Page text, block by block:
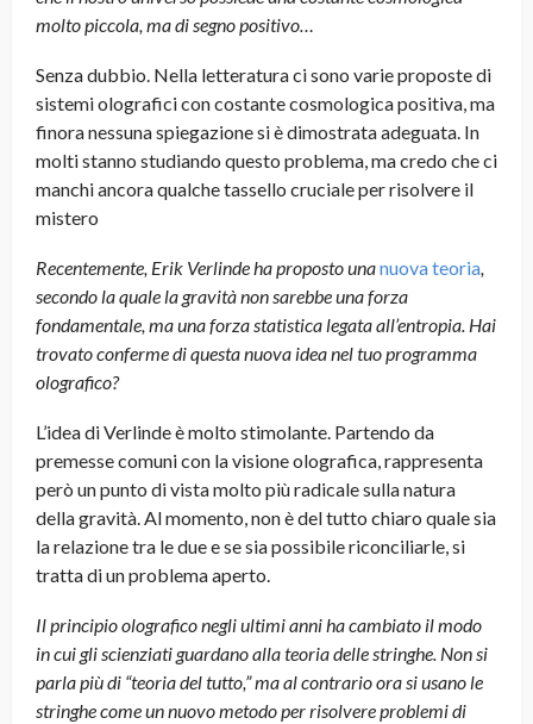
molto piccola, ma di segno positivo…
Senza dubbio. Nella letteratura ci sono varie proposte di
sistemi olografici con costante cosmologica positiva, ma
finora nessuna spiegazione si è dimostrata adeguata. In
molti stanno studiando questo problema, ma credo che ci
manchi ancora qualche tassello cruciale per risolvere il
mistero
Recentemente, Erik Verlinde ha proposto unanuova teoria,
secondo la quale la gravità non sarebbe una forza
fondamentale, ma una forza statistica legata all’entropia. Hai
trovato conferme di questa nuova idea nel tuo programma
olografico?
L’idea di Verlinde è molto stimolante. Partendo da
premesse comuni con la visione olografica, rappresenta
però un punto di vista molto più radicale sulla natura
della gravità. Al momento, non è del tutto chiaro quale sia
la relazione tra le due e se sia possibile riconciliarle, si
tratta di un problema aperto.
Il principio olografico negli ultimi anni ha cambiato il modo
in cui gli scienziati guardano alla teoria delle stringhe. Non si
parla più di “teoria del tutto,” ma al contrario ora si usano le
stringhe come un nuovo metodo per risolvere problemi di